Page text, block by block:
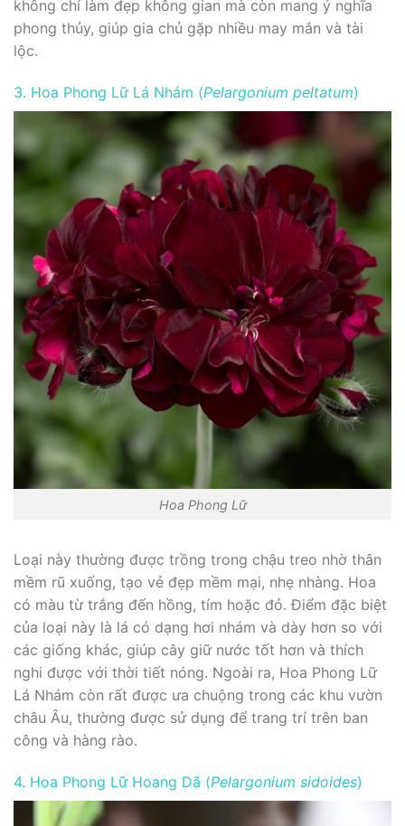
không chỉ làm đẹp không gian mà còn mang ý nghĩa
phong thủy, giúp gia chủ gặp nhiều may mắn và tài
lộc.
3. Hoa Phong Lữ Lá Nhám (Pelargonium peltatum)
Hoa Phong Lữ
Loại này thường được trồng trong chậu treo nhờ thân
mềm rũ xuống, tạo vẻ đẹp mềm mại, nhẹ nhàng. Hoa
có màu từ trắng đến hồng, tím hoặc đỏ. Điểm đặc biệt
của loại này là lá có dạng hơi nhám và dày hơn so với
các giống khác, giúp cây giữ nước tốt hơn và thích
nghi được với thời tiết nóng. Ngoài ra, Hoa Phong Lữ
Lá Nhám còn rất được ưa chuộng trong các khu vườn
châu Âu, thường được sử dụng để trang trí trên ban
công và hàng rào.
4. Hoa Phong Lữ Hoang Dã (Pelargonium sidoides)